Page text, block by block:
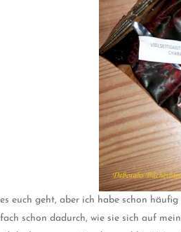
euch geht, aber ich habe schon
schon dadurch, wie sie sich auf